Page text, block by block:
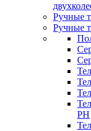
Ручные
Ручные
PH